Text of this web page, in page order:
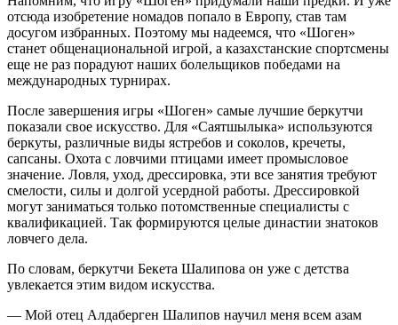
отсюда изобретение номадов попало в Европу, став там
досугом избранных. Поэтому мы надеемся, что «Шоген»
станет общенациональной игрой, а казахстанские спортсмены
еще не раз порадуют наших болельщиков победами на
международных турнирах.
После завершения игры «Шоген» самые лучшие беркутчи
показали свое искусство. Для «Саятшылыка» используются
беркуты, различные виды ястребов и соколов, кречеты,
сапсаны. Охота с ловчими птицами имеет промысловое
значение. Ловля, уход, дрессировка, эти все занятия требуют
смелости, силы и долгой усердной работы. Дрессировкой
могут заниматься только потомственные специалисты с
квалификацией. Так формируются целые династии знатоков
ловчего дела.
По словам, беркутчи Бекета Шалипова он уже с детства
увлекается этим видом искусства.
— Мой отец Алдаберген Шалипов научил меня всем азам